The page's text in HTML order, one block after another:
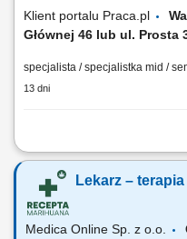
Klient portalu Praca.pl
Głównej 46 lub ul.
specjalista / specjalistka mid /
13 dni
Prowadzenie konsultacji
finansowanych przez NFZ.
pacjentów zgodnie z aktualną
elektronicznej dokumentacji
wyboru lekarza POZ.
Lekarz –
Medica Online Sp. z o.o.